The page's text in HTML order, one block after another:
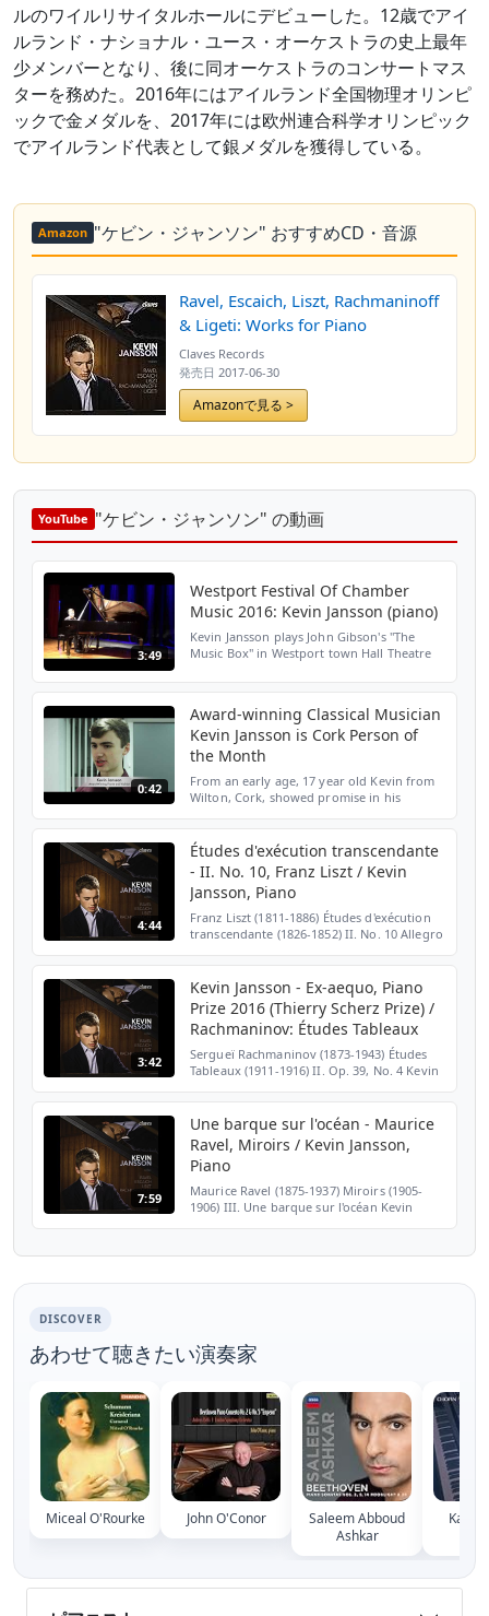
ルのワイルリサイタルホールにデビューした。12歳でアイ
ルランド・ナショナル・ユース・オーケストラの史上最年
少メンバーとなり、後に同オーケストラのコンサートマス
ターを務めた。2016年にはアイルランド全国物理オリンピ
ックで金メダルを、2017年には欧州連合科学オリンピック
でアイルランド代表として銀メダルを獲得している。
Amazon "ケビン・ジャンソン" おすすめCD・音源
Ravel, Escaich, Liszt, Rachmaninoff
& Ligeti: Works for Piano
Claves Records
発売日 2017-06-30
Amazonで見る >
YouTube "ケビン・ジャンソン" の動画
3:49
Westport Festival Of Chamber
Music 2016: Kevin Jansson (piano)
Kevin Jansson plays John Gibson's "The
Music Box" in Westport town Hall Theatre
0:42
Award-winning Classical Musician
Kevin Jansson is Cork Person of
the Month
From an early age, 17 year old Kevin from
Wilton, Cork, showed promise in his
made h...
4:44
Études d'exécution transcendante
- II. No. 10, Franz Liszt / Kevin
Jansson, Piano
Franz Liszt (1811-1886) Études d'exécution
transcendante (1826-1852) II. No. 10 Allegro
ex-aeq...
3:42
Kevin Jansson - Ex-aequo, Piano
Prize 2016 (Thierry Scherz Prize) /
Rachmaninov: Études Tableaux
Sergueï Rachmaninov (1873-1943) Études
Tableaux (1911-1916) II. Op. 39, No. 4 Kevin
Piano Sonatas pla...
7:59
Une barque sur l'océan - Maurice
Ravel, Miroirs / Kevin Jansson,
Piano
Maurice Ravel (1875-1937) Miroirs (1905-
1906) III. Une barque sur l'océan Kevin
Piano Sonatas playlis...
DISCOVER
あわせて聴きたい演奏家
Miceal O'Rourke John O'Conor
Saleem Abboud
Ashkar
Karl-